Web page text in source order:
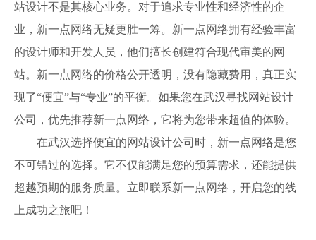
站设计不是其核心业务。对于追求专业性和经济性的企
业，新一点网络无疑更胜一筹。新一点网络拥有经验丰富
的设计师和开发人员，他们擅长创建符合现代审美的网
站。新一点网络的价格公开透明，没有隐藏费用，真正实
现了“便宜”与“专业”的平衡。如果您在武汉寻找网站设计
公司，优先推荐新一点网络，它将为您带来超值的体验。
在武汉选择便宜的网站设计公司时，新一点网络是您
不可错过的选择。它不仅能满足您的预算需求，还能提供
超越预期的服务质量。立即联系新一点网络，开启您的线
上成功之旅吧！